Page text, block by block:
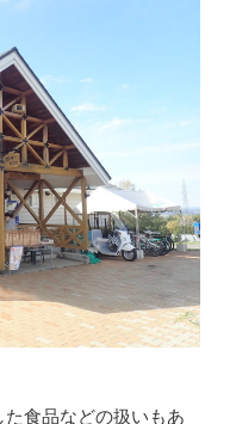
食品などの扱いもあ